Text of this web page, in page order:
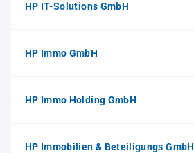
HP IT-Solutions GmbH
HP Immo GmbH
HP Immo Holding GmbH
HP Immobilien & Beteiligungs GmbH